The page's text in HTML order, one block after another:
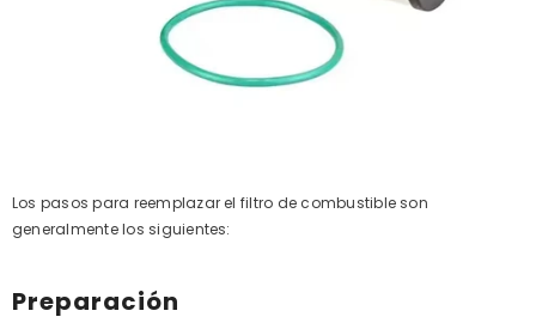
Los pasos para reemplazar el filtro de combustible son
generalmente los siguientes:
Preparación